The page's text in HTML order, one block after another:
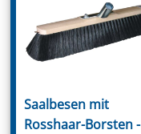
Saalbesen mit
Rosshaar-Borsten -